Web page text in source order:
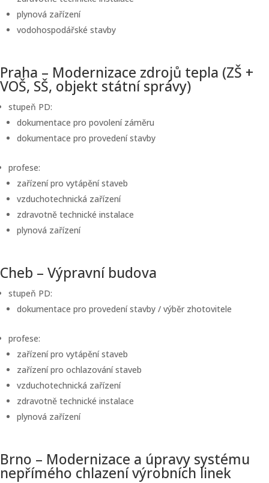
plynová zařízení
vodohospodářské stavby
Praha – Modernizace zdrojů tepla (ZŠ +
VOŠ, SŠ, objekt státní správy)
stupeň PD:
dokumentace pro povolení záměru
dokumentace pro provedení stavby
profese:
zařízení pro vytápění staveb
vzduchotechnická zařízení
zdravotně technické instalace
plynová zařízení
Cheb – Výpravní budova
stupeň PD:
dokumentace pro provedení stavby / výběr zhotovitele
profese:
zařízení pro vytápění staveb
zařízení pro ochlazování staveb
vzduchotechnická zařízení
zdravotně technické instalace
plynová zařízení
Brno – Modernizace a úpravy systému
nepřímého chlazení výrobních linek